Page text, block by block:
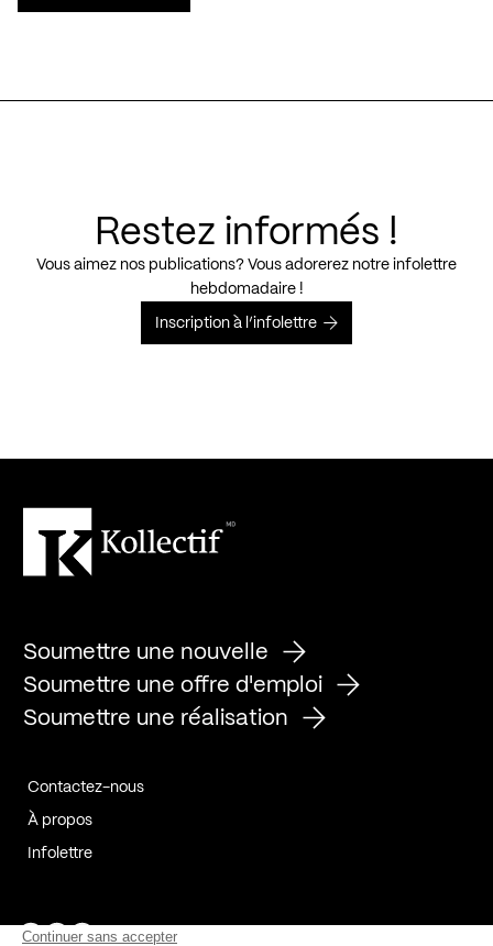
Restez informés !
Vous aimez nos publications? Vous adorerez notre infolettre
hebdomadaire !
Inscription à l’infolettre
Soumettre une nouvelle
Soumettre une offre d'emploi
Soumettre une réalisation
Contactez-nous
À propos
Infolettre
Page Facebook de Kollectif
Page Instagram de Kollectif
Page Linkedin de Kollectif